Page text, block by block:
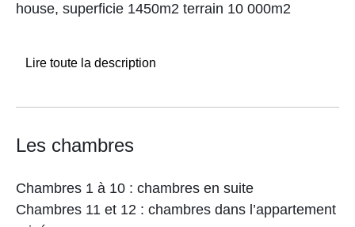
house, superficie 1450m2 terrain 10 000m2
Lire toute la description
Les chambres
Chambres 1 à 10 : chambres en suite
Chambres 11 et 12 : chambres dans l’appartement